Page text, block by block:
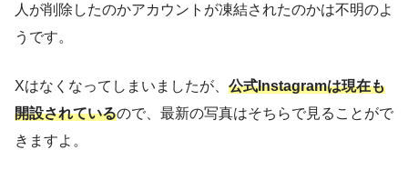
人が削除したのかアカウントが凍結されたのかは不明のよ
うです。
Xはなくなってしまいましたが、 公式Instagramは現在も
開設されているので、最新の写真はそちらで見ることがで
きますよ。